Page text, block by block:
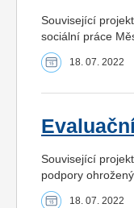
Související
sociální práce
18. 07. 2022
Související
podpory
18. 07. 2022